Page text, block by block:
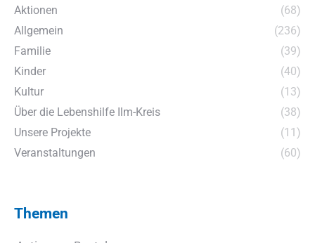
Aktionen
(68)
Allgemein
(236)
Familie
(39)
Kinder
(40)
Kultur
(13)
Über die Lebenshilfe Ilm-Kreis
(38)
Unsere Projekte
(11)
Veranstaltungen
(60)
Themen